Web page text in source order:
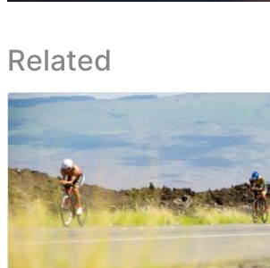
Related